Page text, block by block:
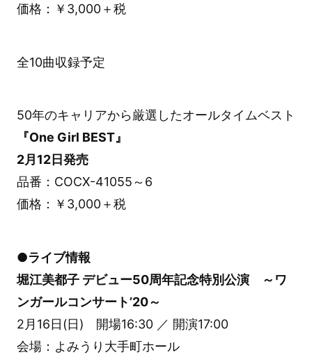
価格：￥3,000＋税
全10曲収録予定
50年のキャリアから厳選したオールタイムベスト
『One Girl BEST』
2月12日発売
品番：COCX-41055～6
価格：￥3,000＋税
●ライブ情報
堀江美都子 デビュー50周年記念特別公演 ～ワ
ンガールコンサート’20～
2月16日(日) 開場16:30 ／ 開演17:00
会場：よみうり大手町ホール